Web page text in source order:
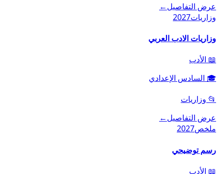
عرض التفاصيل←
وزاريات2027
وزاريات الادب العربي
📖 الأدب
🎓 السادس الإعدادي
📂 وزاريات
عرض التفاصيل←
ملخص2027
رسم توضيحي
📖 الأدب